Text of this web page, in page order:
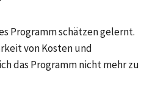
Programm schätzen gelernt.
von Kosten und
das Programm nicht mehr zu